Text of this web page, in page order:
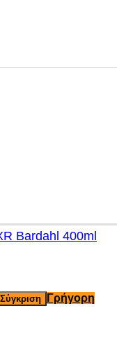
Bardahl 400ml
Σύγκριση
Γρήγορη